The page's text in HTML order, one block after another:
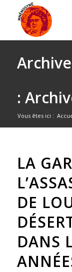
:
Vous êtes ici :
LA
DE
DANS